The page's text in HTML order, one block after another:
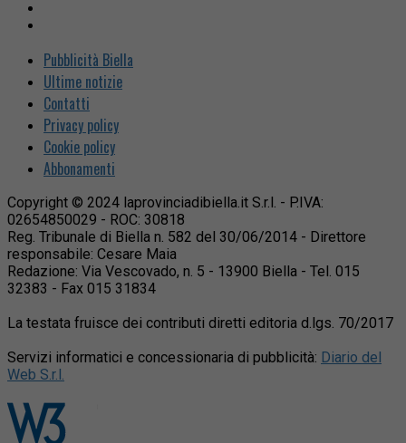
Pubblicità Biella
Ultime notizie
Contatti
Privacy policy
Cookie policy
Abbonamenti
Copyright © 2024 laprovinciadibiella.it S.r.l. - P.IVA:
02654850029 - ROC: 30818
Reg. Tribunale di Biella n. 582 del 30/06/2014 - Direttore
responsabile: Cesare Maia
Redazione: Via Vescovado, n. 5 - 13900 Biella - Tel. 015
32383 - Fax 015 31834
La testata fruisce dei contributi diretti editoria d.lgs. 70/2017
Servizi informatici e concessionaria di pubblicità: Diario del
Web S.r.l.